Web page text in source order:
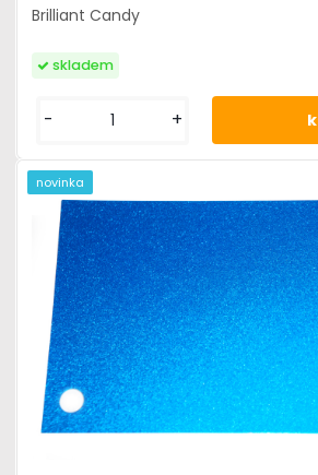
Brilliant Candy
skladem
- +
novinka